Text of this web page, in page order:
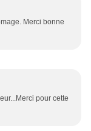
Merci bonne
pour cette